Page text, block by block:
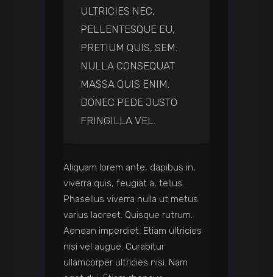
ULTRICIES NEC,
PELLENTESQUE EU,
PRETIUM QUIS, SEM.
NULLA CONSEQUAT
MASSA QUIS ENIM.
DONEC PEDE JUSTO
FRINGILLA VEL.
Aliquam lorem ante, dapibus in,
viverra quis, feugiat a, tellus.
Phasellus viverra nulla ut metus
varius laoreet. Quisque rutrum.
Aenean imperdiet. Etiam ultricies
nisi vel augue. Curabitur
ullamcorper ultricies nisi. Nam